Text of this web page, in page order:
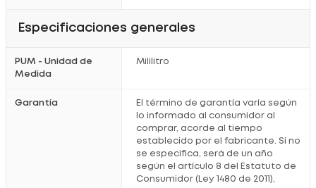
Especificaciones generales
PUM - Unidad de
Medida
Mililitro
Garantía
El término de garantía varía según
lo informado al consumidor al
comprar, acorde al tiempo
establecido por el fabricante. Si no
se especifica, será de un año
según el artículo 8 del Estatuto de
Consumidor (Ley 1480 de 2011),